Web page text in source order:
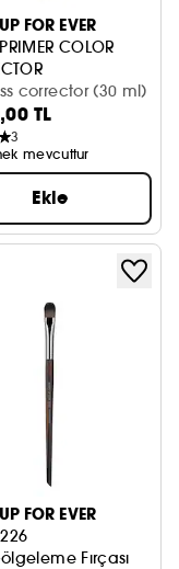
FOR EVER
COLOR
Makyaj Bazı
corrector (30 ml)
TL
3
mevcuttur
Ekle
FOR EVER
Fırçası